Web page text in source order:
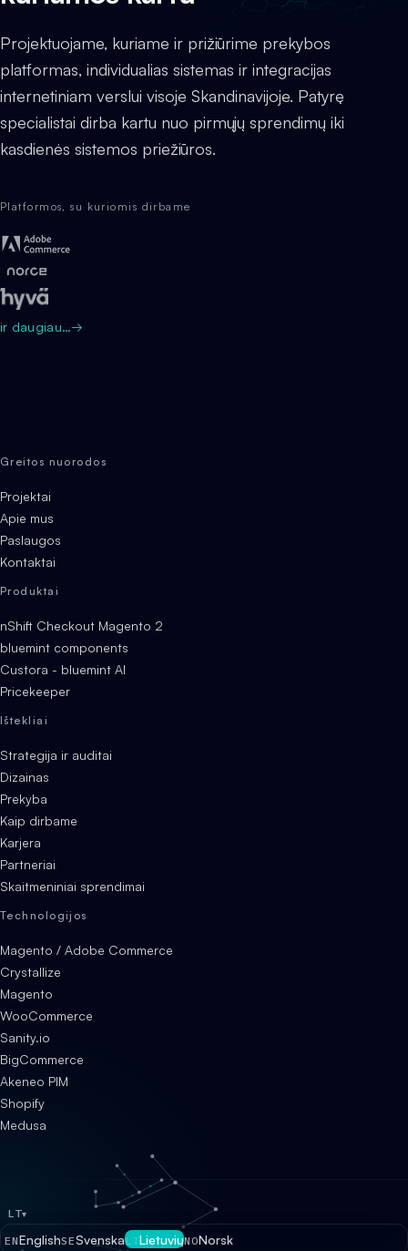
Projektuojame, kuriame ir prižiūrime prekybos
platformas, individualias sistemas ir integracijas
internetiniam verslui visoje Skandinavijoje. Patyrę
specialistai dirba kartu nuo pirmųjų sprendimų iki
kasdienės sistemos priežiūros.
Platformos, su kuriomis dirbame
ir daugiau…→
Greitos nuorodos
Projektai
Apie mus
Paslaugos
Kontaktai
Produktai
nShift Checkout Magento 2
bluemint components
Custora - bluemint AI
Pricekeeper
Ištekliai
Strategija ir auditai
Dizainas
Prekyba
Kaip dirbame
Karjera
Partneriai
Skaitmeniniai sprendimai
Technologijos
Magento / Adobe Commerce
Crystallize
Magento
WooCommerce
Sanity.io
BigCommerce
Akeneo PIM
Shopify
Medusa
LT▾
ENEnglishSESvenskaLTLietuviųNONorsk